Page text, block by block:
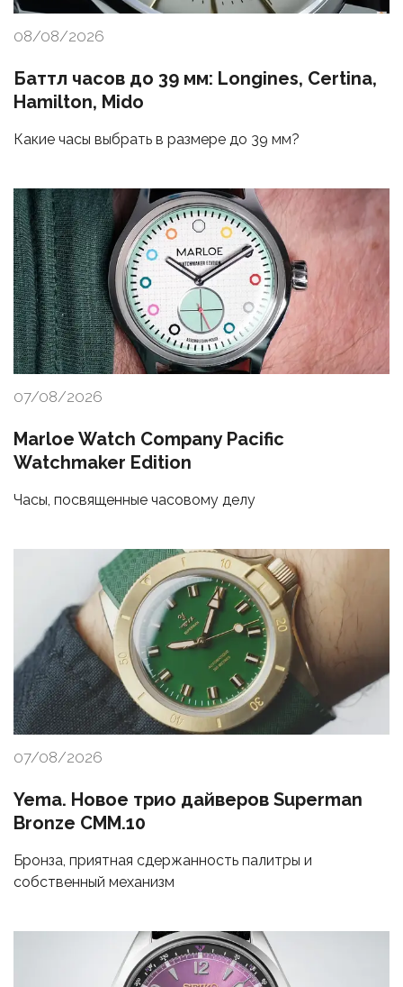
08/08/2026
Баттл часов до 39 мм: Longines, Certina,
Hamilton, Mido
Какие часы выбрать в размере до 39 мм?
07/08/2026
Marloe Watch Company Pacific
Watchmaker Edition
Часы, посвященные часовому делу
07/08/2026
Yema. Новое трио дайверов Superman
Bronze CMM.10
Бронза, приятная сдержанность палитры и
собственный механизм